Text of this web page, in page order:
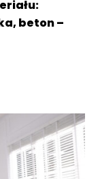
beton –